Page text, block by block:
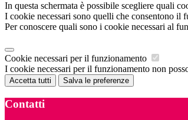
In questa schermata è possibile scegliere quali
I cookie necessari sono quelli che consentono il
Per conoscere quali sono i cookie necessari al
Cookie necessari per il funzionamento
I cookie necessari per il funzionamento non
Accetta tutti Salva le preferenze
Contatti